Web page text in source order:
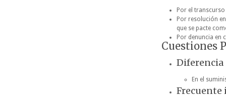
Por el
Por resolución
que se pacte
Por denuncia en
Cuestiones
Diferencia
En el
Frecuente